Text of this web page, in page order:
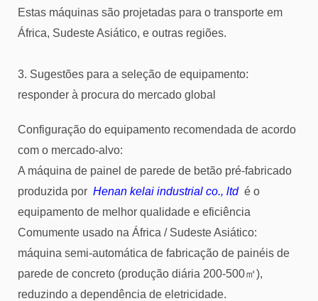
Estas máquinas são projetadas para o transporte em
África, Sudeste Asiático, e outras regiões.
3. Sugestões para a seleção de equipamento:
responder à procura do mercado global
Configuração do equipamento recomendada de acordo
com o mercado-alvo:
A máquina de painel de parede de betão pré-fabricado
produzida por Henan kelai industrial co., ltd é o
equipamento de melhor qualidade e eficiência
Comumente usado na África / Sudeste Asiático:
máquina semi-automática de fabricação de painéis de
parede de concreto (produção diária 200-500㎡),
reduzindo a dependência de eletricidade.